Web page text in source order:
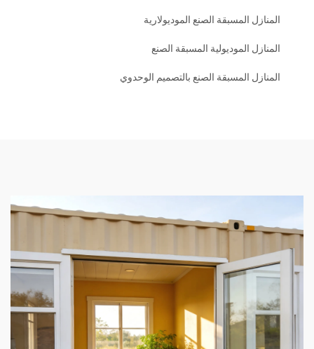
المنازل المسبقة الصنع الموديولارية
المنازل الموديولية المسبقة الصنع
المنازل المسبقة الصنع بالتصميم الوحدوي